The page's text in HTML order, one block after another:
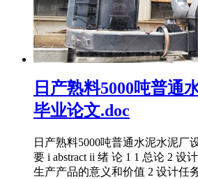
日产熟料5000吨普通
毕业论文.doc
日产熟料5000吨普通水泥水泥厂
要 i abstract ii 绪 论 1 1 总论 2 设
生产产品的意义和价值 2 设计任